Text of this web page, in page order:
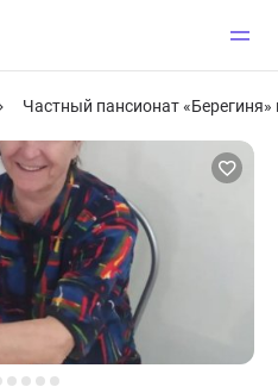
Частный пансионат «Берегиня»